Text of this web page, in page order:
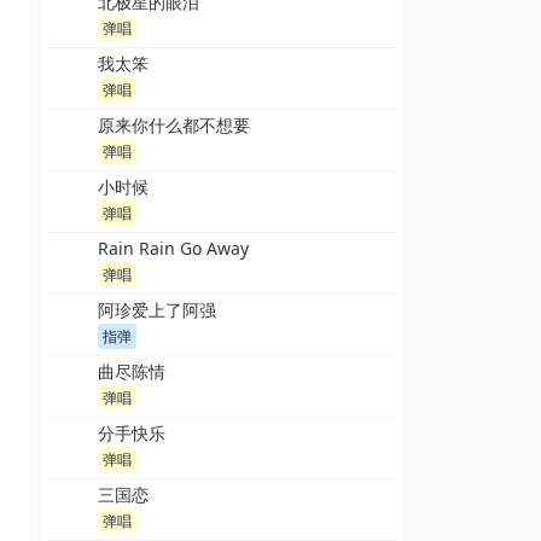
弹唱
我太笨
弹唱
原来你什么都不想要
弹唱
小时候
弹唱
Rain Rain Go Away
弹唱
阿珍爱上了阿强
指弹
曲尽陈情
弹唱
分手快乐
弹唱
三国恋
弹唱